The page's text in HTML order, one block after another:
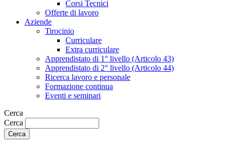
Corsi Tecnici
Offerte di lavoro
Aziende
Tirocinio
Curriculare
Extra curriculare
Apprendistato di 1° livello (Articolo 43)
Apprendistato di 2° livello (Articolo 44)
Ricerca lavoro e personale
Formazione continua
Eventi e seminari
Cerca
Cerca